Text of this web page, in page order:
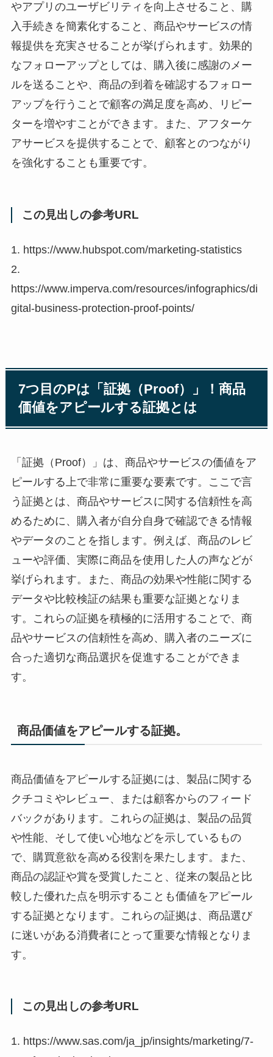
やアプリのユーザビリティを向上させること、購
入手続きを簡素化すること、商品やサービスの情
報提供を充実させることが挙げられます。効果的
なフォローアップとしては、購入後に感謝のメー
ルを送ることや、商品の到着を確認するフォロー
アップを行うことで顧客の満足度を高め、リピー
ターを増やすことができます。また、アフターケ
アサービスを提供することで、顧客とのつながり
を強化することも重要です。
この見出しの参考URL
1. https://www.hubspot.com/marketing-statistics
2.
https://www.imperva.com/resources/infographics/di
gital-business-protection-proof-points/
7つ目のPは「証拠（Proof）」！商品
価値をアピールする証拠とは
「証拠（Proof）」は、商品やサービスの価値をア
ピールする上で非常に重要な要素です。ここで言
う証拠とは、商品やサービスに関する信頼性を高
めるために、購入者が自分自身で確認できる情報
やデータのことを指します。例えば、商品のレビ
ューや評価、実際に商品を使用した人の声などが
挙げられます。また、商品の効果や性能に関する
データや比較検証の結果も重要な証拠となりま
す。これらの証拠を積極的に活用することで、商
品やサービスの信頼性を高め、購入者のニーズに
合った適切な商品選択を促進することができま
す。
商品価値をアピールする証拠。
商品価値をアピールする証拠には、製品に関する
クチコミやレビュー、または顧客からのフィード
バックがあります。これらの証拠は、製品の品質
や性能、そして使い心地などを示しているもの
で、購買意欲を高める役割を果たします。また、
商品の認証や賞を受賞したこと、従来の製品と比
較した優れた点を明示することも価値をアピール
する証拠となります。これらの証拠は、商品選び
に迷いがある消費者にとって重要な情報となりま
す。
この見出しの参考URL
1. https://www.sas.com/ja_jp/insights/marketing/7-